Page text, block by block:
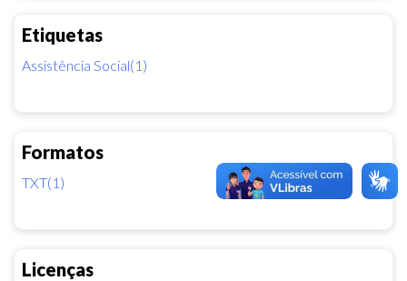
Etiquetas
Assistência Social(1)
Formatos
TXT(1)
Licenças